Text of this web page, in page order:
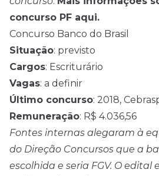
concurso PF aqui.
Concurso Banco do Brasil
Situação: previsto
Cargos: Escriturário
Vagas: a definir
Último concurso: 2018,
Remuneração: R$ 4.036,56
Fontes internas alegaram à
do Direção Concursos que a
escolhida e seria FGV. O